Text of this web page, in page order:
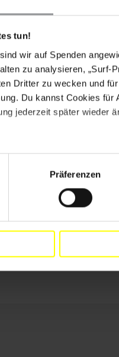
tun!
wir auf Spenden
zu analysieren,
Dritter zu wecken und
Du kannst Cookies
jederzeit später wieder
Präferenzen
& Kulturelle Rechte